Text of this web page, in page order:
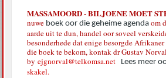
MASSAMOORD - BILJOENE MOET
nuwe boek oor die geheime agenda om
aarde uit te dun, handel oor soveel
besonderhede dat enige besorgde
die boek te bekom, kontak dr Gustav Norval
byejgnorval@telkomsa.net Lees meer
skakel.